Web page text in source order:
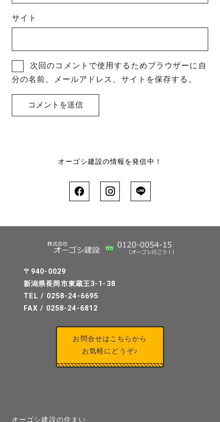
サイト
次回のコメントで使用するためブラウザーに自
分の名前、メールアドレス、サイトを保存する。
オーゴシ建設の情報を発信中！
〒940-0029
新潟県長岡市東蔵王3-1-38
TEL / 0258-24-6695
FAX / 0258-24-6812
お問合せはこちらから
お気軽にどうぞ♪
オーゴシ建設の住まい